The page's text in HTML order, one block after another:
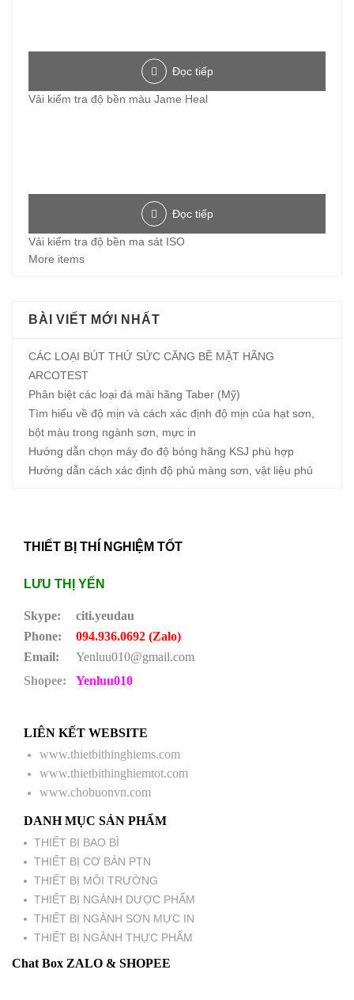
Đọc tiếp
Vải kiểm tra độ bền màu Jame Heal
Đọc tiếp
Vải kiểm tra độ bền ma sát ISO
More items
BÀI VIẾT MỚI NHẤT
CÁC LOẠI BÚT THỬ SỨC CĂNG BỀ MẶT HÃNG
ARCOTEST
Phân biệt các loại đá mài hãng Taber (Mỹ)
Tìm hiểu về độ mịn và cách xác định độ mịn của hạt sơn,
bột màu trong ngành sơn, mực in
Hướng dẫn chọn máy đo độ bóng hãng KSJ phù hợp
Hướng dẫn cách xác định độ phủ màng sơn, vật liệu phủ
THIẾT BỊ THÍ NGHIỆM TỐT
LƯU THỊ YẾN
Skype:
citi.yeudau
Phone:
094.936.0692 (Zalo)
Email:
Yenluu010@gmail.com
Shopee:
Yenluu010
LIÊN KẾT WEBSITE
www.thietbithinghiems.com
www.thietbithinghiemtot.com
www.chobuonvn.com
DANH MỤC SẢN PHẨM
THIẾT BỊ BAO BÌ
THIẾT BỊ CƠ BẢN PTN
THIẾT BỊ MÔI TRƯỜNG
THIẾT BỊ NGÀNH DƯỢC PHẨM
THIẾT BỊ NGÀNH SƠN MỰC IN
THIẾT BỊ NGÀNH THỰC PHẨM
Chat Box ZALO & SHOPEE